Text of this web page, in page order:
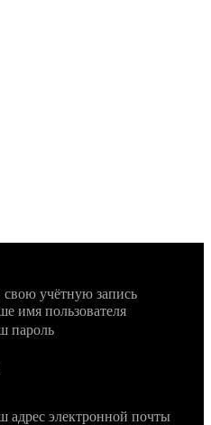
учётную запись
имя пользователя
пароль
адрес электронной почты